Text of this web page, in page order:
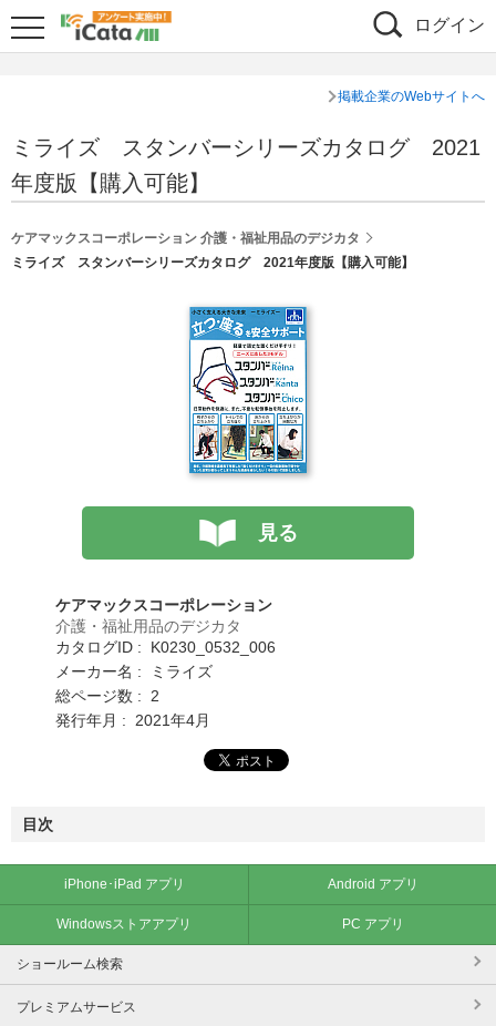
ログイン
掲載企業のWebサイトへ
ミライズ スタンバーシリーズカタログ 2021
年度版【購入可能】
ケアマックスコーポレーション 介護・福祉用品のデジカタ
ミライズ スタンバーシリーズカタログ 2021年度版【購入可能】
見る
ケアマックスコーポレーション
介護・福祉用品のデジカタ
カタログID : K0230_0532_006
メーカー名 : ミライズ
総ページ数 : 2
発行年月 : 2021年4月
目次
iPhone･iPad アプリ Android アプリ
Windowsストアアプリ PC アプリ
ショールーム検索
プレミアムサービス